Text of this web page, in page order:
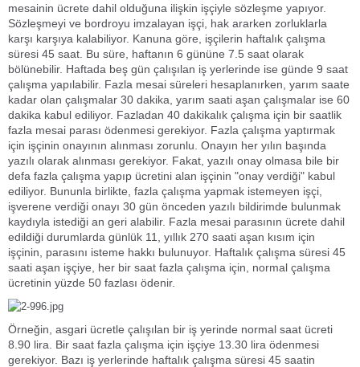
mesainin ücrete dahil olduğuna ilişkin işçiyle sözleşme yapıyor.
Sözleşmeyi ve bordroyu imzalayan işçi, hak ararken zorluklarla
karşı karşıya kalabiliyor. Kanuna göre, işçilerin haftalık çalışma
süresi 45 saat. Bu süre, haftanın 6 gününe 7.5 saat olarak
bölünebilir. Haftada beş gün çalışılan iş yerlerinde ise günde 9 saat
çalışma yapılabilir. Fazla mesai süreleri hesaplanırken, yarım saate
kadar olan çalışmalar 30 dakika, yarım saati aşan çalışmalar ise 60
dakika kabul ediliyor. Fazladan 40 dakikalık çalışma için bir saatlik
fazla mesai parası ödenmesi gerekiyor. Fazla çalışma yaptırmak
için işçinin onayının alınması zorunlu. Onayın her yılın başında
yazılı olarak alınması gerekiyor. Fakat, yazılı onay olmasa bile bir
defa fazla çalışma yapıp ücretini alan işçinin "onay verdiği" kabul
ediliyor. Bununla birlikte, fazla çalışma yapmak istemeyen işçi,
işverene verdiği onayı 30 gün önceden yazılı bildirimde bulunmak
kaydıyla istediği an geri alabilir. Fazla mesai parasının ücrete dahil
edildiği durumlarda günlük 11, yıllık 270 saati aşan kısım için
işçinin, parasını isteme hakkı bulunuyor. Haftalık çalışma süresi 45
saati aşan işçiye, her bir saat fazla çalışma için, normal çalışma
ücretinin yüzde 50 fazlası ödenir.
Örneğin, asgari ücretle çalışılan bir iş yerinde normal saat ücreti
8.90 lira. Bir saat fazla çalışma için işçiye 13.30 lira ödenmesi
gerekiyor. Bazı iş yerlerinde haftalık çalışma süresi 45 saatin